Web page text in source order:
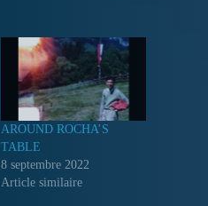
AROUND ROCHA’S
TABLE
8 septembre 2022
Article similaire